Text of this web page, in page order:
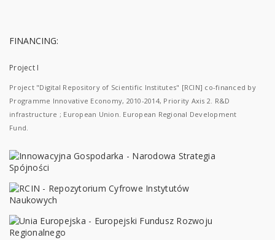
FINANCING:
Project I
Project "Digital Repository of Scientific Institutes" [RCIN] co-financed by
Programme Innovative Economy, 2010-2014, Priority Axis 2. R&D
infrastructure ; European Union. European Regional Development
Fund.